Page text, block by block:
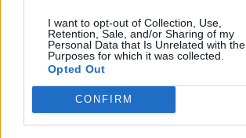
I want to opt-out of Collection, Use,
Retention, Sale, and/or Sharing of my
Personal Data that Is Unrelated with the
Purposes for which it was collected.
Opted Out
CONFIRM